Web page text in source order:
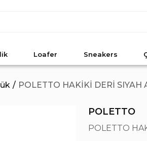
Loafer Sneakers
POLETTO HAKİKİ DERİ SIYAH
POLETTO
POLETTO